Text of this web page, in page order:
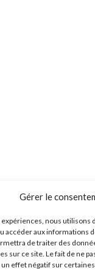
Gérer le
nous utilisons
accéder aux informations
de traiter des
sur ce site. Le fait de ne
effet négatif sur